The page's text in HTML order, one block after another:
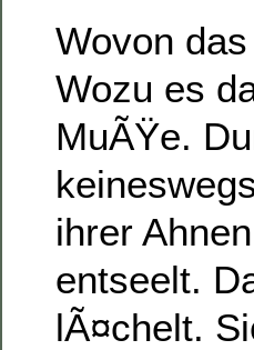
Wovon
Wozu es
MuÃŸe.
ihrer
entseelt.
lÃ¤chelt.